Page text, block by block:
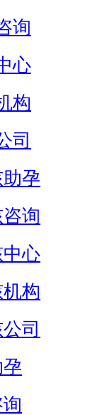
询
心
构
司
孕
询
心
构
司